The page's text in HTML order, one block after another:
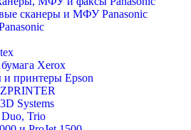
сканеры и МФУ Panasonic
Xerox
принтеры Epson
Systems
Trio